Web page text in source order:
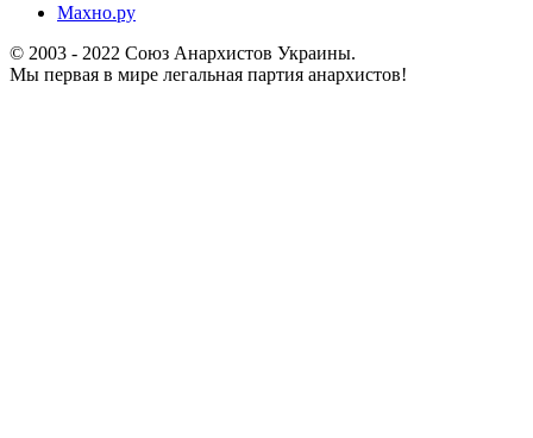
Махно.ру
© 2003 - 2022 Союз Анархистов Украины.
Мы первая в мире легальная партия анархистов!